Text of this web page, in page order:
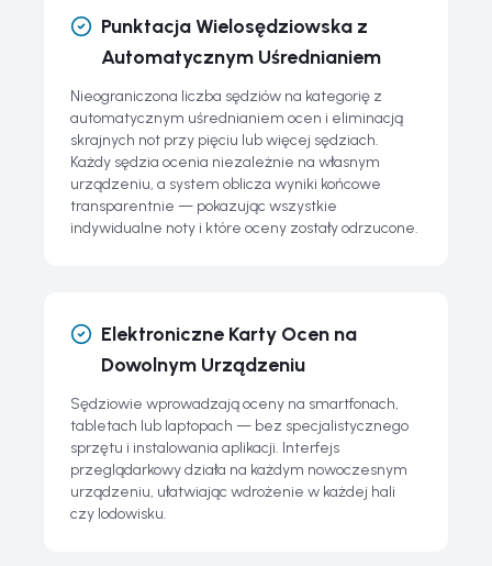
Punktacja Wielosędziowska z
Automatycznym Uśrednianiem
Nieograniczona liczba sędziów na kategorię z
automatycznym uśrednianiem ocen i eliminacją
skrajnych not przy pięciu lub więcej sędziach.
Każdy sędzia ocenia niezależnie na własnym
urządzeniu, a system oblicza wyniki końcowe
transparentnie — pokazując wszystkie
indywidualne noty i które oceny zostały odrzucone.
Elektroniczne Karty Ocen na
Dowolnym Urządzeniu
Sędziowie wprowadzają oceny na smartfonach,
tabletach lub laptopach — bez specjalistycznego
sprzętu i instalowania aplikacji. Interfejs
przeglądarkowy działa na każdym nowoczesnym
urządzeniu, ułatwiając wdrożenie w każdej hali
czy lodowisku.